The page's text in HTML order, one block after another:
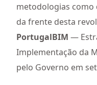
metodologias como
da frente desta
PortugalBIM —
Implementação da
pelo Governo em